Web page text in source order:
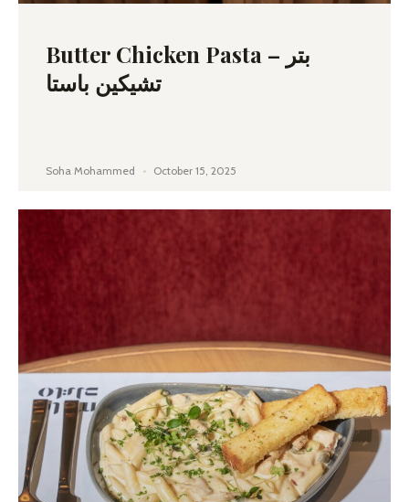
Butter Chicken Pasta – بتر
تشيكين باستا
Soha Mohammed October 15, 2025